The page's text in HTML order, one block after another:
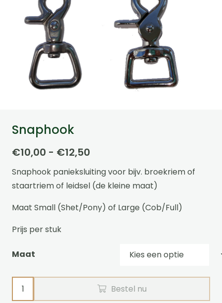
Snaphook
€10,00 - €12,50
€10,00
tot
€12,50
Snaphook panieksluiting voor bijv. broekriem of
staartriem of leidsel (de kleine maat)
Maat Small (Shet/Pony) of Large (Cob/Full)
Prijs per stuk
Maat
Snaphook
aantal
Bestel nu